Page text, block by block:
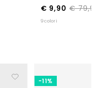
€ 79,90
€ 9,90
9 colori
-11%